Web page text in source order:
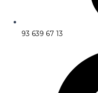
93 639 67 13